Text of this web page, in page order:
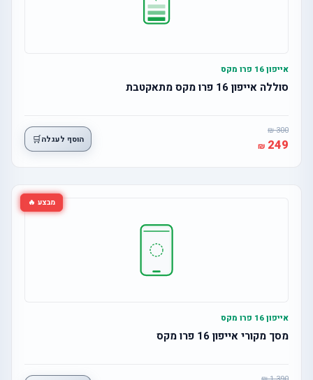
אייפון 16 פרו מקס
סוללה אייפון 16 פרו מקס מתאקטבת
300
249 הוסף לעגלה🛒
מבצע 🔥
אייפון 16 פרו מקס
מסך מקורי אייפון 16 פרו מקס